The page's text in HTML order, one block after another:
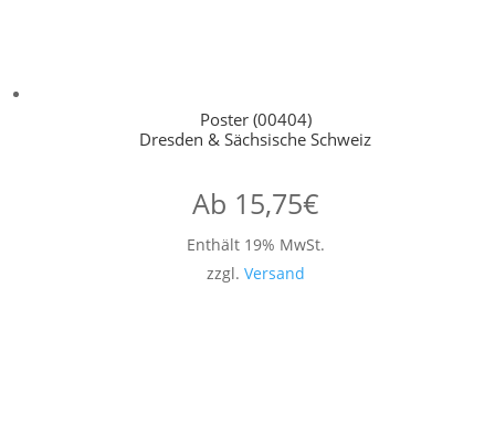
Poster (00404)
Dresden & Sächsische Schweiz
Ab 15,75€
Enthält 19% MwSt.
zzgl. Versand